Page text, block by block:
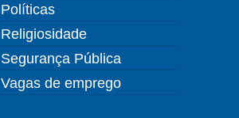
Políticas
Religiosidade
Segurança Pública
Vagas de emprego